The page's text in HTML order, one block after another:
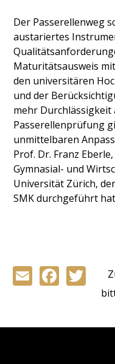
Der Passerellenweg
austariertes
Maturitätsausweis
den universitären
und der
mehr Durchlässigkeit
Passerellenprüfung
unmittelbaren
Prof. Dr. Franz
Gymnasial- und
Universität Zürich,
SMK durchgeführt
Email